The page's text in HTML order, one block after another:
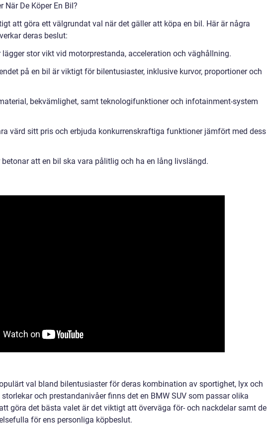
När De Köper En Bil?
att göra ett välgrundat val när det gäller att köpa en bil. Här är några
deras beslut:
stor vikt vid motorprestanda, acceleration och väghållning.
på en bil är viktigt för bilentusiaster, inklusive kurvor, proportioner och
bekvämlighet, samt teknologifunktioner och infotainment-system
värd sitt pris och erbjuda konkurrenskraftiga funktioner jämfört med dess
att en bil ska vara pålitlig och ha en lång livslängd.
val bland bilentusiaster för deras kombination av sportighet, lyx och
och prestandanivåer finns det en BMW SUV som passar olika
göra det bästa valet är det viktigt att överväga för- och nackdelar samt de
för ens personliga köpbeslut.